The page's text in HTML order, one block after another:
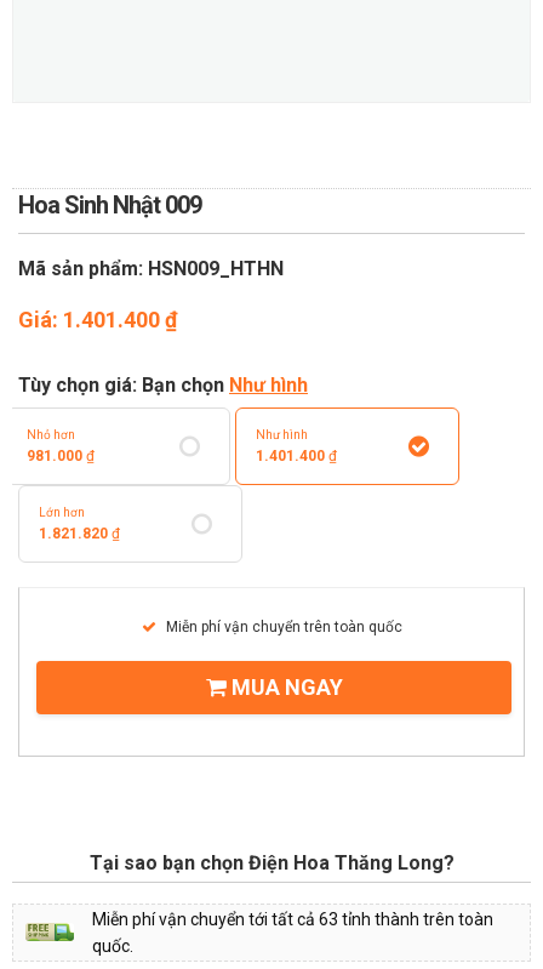
Hoa Sinh Nhật 009
Mã sản phẩm: HSN009_HTHN
Giá: 1.401.400₫
Tùy chọn giá: Bạn chọn Như hình
Nhỏ hơn
981.000 ₫
Như hình
1.401.400₫
Lớn hơn
1.821.820 ₫
Miễn phí vận chuyển trên toàn quốc
MUA NGAY
Tại sao bạn chọn Điện Hoa Thăng Long?
Miễn phí vận chuyển tới tất cả 63 tỉnh thành trên toàn
quốc.